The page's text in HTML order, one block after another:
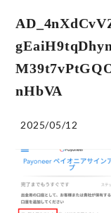
nHbVA
2025/05/12